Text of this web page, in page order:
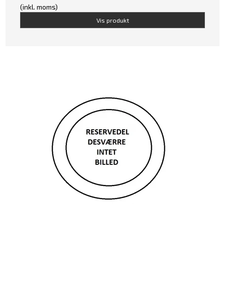
(inkl. moms)
Vis produkt